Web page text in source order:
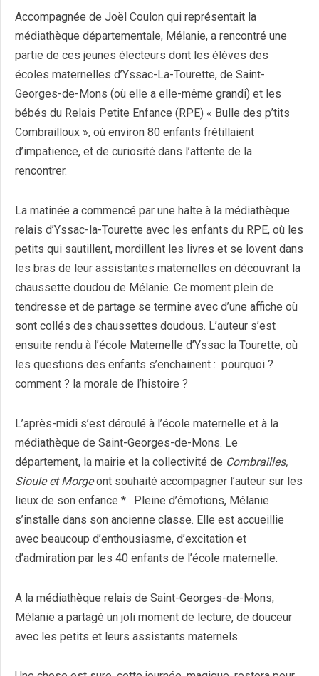
Accompagnée de Joël Coulon qui représentait la
médiathèque départementale, Mélanie, a rencontré une
partie de ces jeunes électeurs dont les élèves des
écoles maternelles d’Yssac-La-Tourette, de Saint-
Georges-de-Mons (où elle a elle-même grandi) et les
bébés du Relais Petite Enfance (RPE) « Bulle des p’tits
Combrailloux », où environ 80 enfants frétillaient
d’impatience, et de curiosité dans l’attente de la
rencontrer.
La matinée a commencé par une halte à la médiathèque
relais d’Yssac-la-Tourette avec les enfants du RPE, où les
petits qui sautillent, mordillent les livres et se lovent dans
les bras de leur assistantes maternelles en découvrant la
chaussette doudou de Mélanie. Ce moment plein de
tendresse et de partage se termine avec d’une affiche où
sont collés des chaussettes doudous. L’auteur s’est
ensuite rendu à l’école Maternelle d’Yssac la Tourette, où
les questions des enfants s’enchainent : pourquoi ?
comment ? la morale de l’histoire ?
L’après-midi s’est déroulé à l’école maternelle et à la
médiathèque de Saint-Georges-de-Mons. Le
département, la mairie et la collectivité de Combrailles,
Sioule et Morgeont souhaité accompagner l’auteur sur les
lieux de son enfance *. Pleine d’émotions, Mélanie
s’installe dans son ancienne classe. Elle est accueillie
avec beaucoup d’enthousiasme, d’excitation et
d’admiration par les 40 enfants de l’école maternelle.
A la médiathèque relais de Saint-Georges-de-Mons,
Mélanie a partagé un joli moment de lecture, de douceur
avec les petits et leurs assistants maternels.